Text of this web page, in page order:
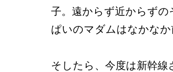
子。遠からず近からずの
ぱいのマダムはなかなか
そしたら、今度は新幹